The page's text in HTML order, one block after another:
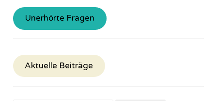
Unerhörte Fragen
Aktuelle Beiträge